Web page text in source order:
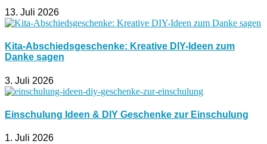
13. Juli 2026
Kita-Abschiedsgeschenke: Kreative DIY-Ideen zum
Danke sagen
3. Juli 2026
Einschulung Ideen & DIY Geschenke zur Einschulung
1. Juli 2026